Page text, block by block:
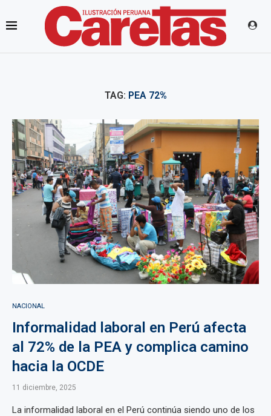
TAG: PEA 72%
NACIONAL
Informalidad laboral en Perú afecta
al 72% de la PEA y complica camino
hacia la OCDE
11 diciembre, 2025
La informalidad laboral en el Perú continúa siendo uno de los